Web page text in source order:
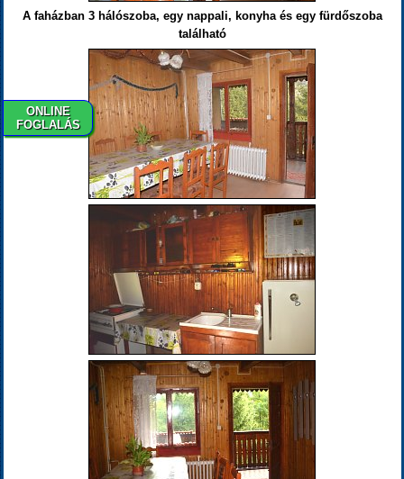
ONLINE
FOGLALÁS
A faházban 3 hálószoba, egy nappali, konyha és egy fürdőszoba
található